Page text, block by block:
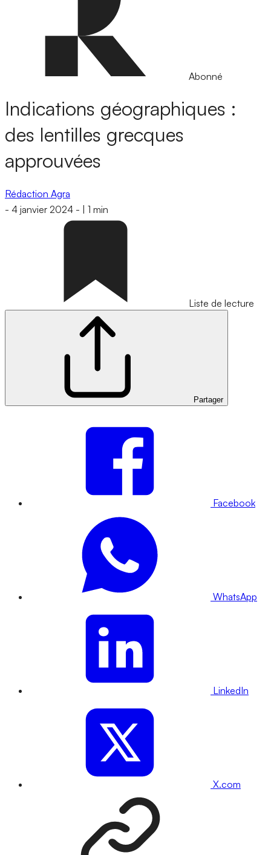
Abonné
Indications géographiques :
des lentilles grecques
approuvées
Rédaction Agra
- 4 janvier 2024 - 1 min
Liste de lecture
Partager
Facebook
WhatsApp
LinkedIn
X.com